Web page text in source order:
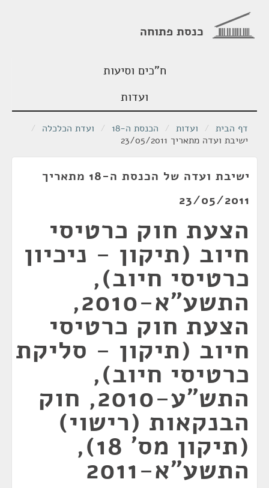
כנסת פתוחה
ח"כים וסיעות
ועדות
דף הבית / ועדות / הכנסת ה-18 / ועדת הכלכלה /
ישיבת ועדה מתאריך 23/05/2011
ישיבת ועדה של הכנסת ה-18 מתאריך
23/05/2011
הצעת חוק כרטיסי
חיוב (תיקון - ניכיון
כרטיסי חיוב),
התשע"א-2010,
הצעת חוק כרטיסי
חיוב (תיקון - סליקת
כרטיסי חיוב),
התש"ע-2010, חוק
הבנקאות (רישוי)
(תיקון מס' 18),
התשע"א-2011